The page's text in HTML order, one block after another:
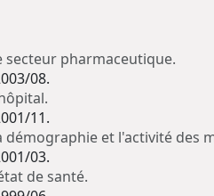
secteur pharmaceutique.
08.
11.
démographie et l'activité des
03.
de santé.